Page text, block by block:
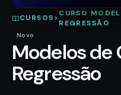
CURSOS>
CURSO
REGRESSÃO
Novo
Modelos de
Regressão